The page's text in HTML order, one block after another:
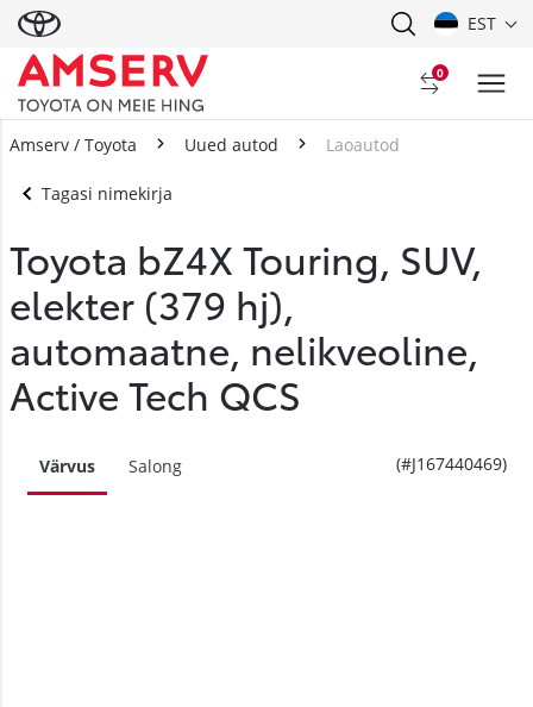
EST
0
Amserv / Toyota Uued autod Laoautod
Tagasi nimekirja
Toyota bZ4X Touring, SUV,
elekter (379 hj),
automaatne, nelikveoline,
Active Tech QCS
(#J167440469)
Värvus Salong